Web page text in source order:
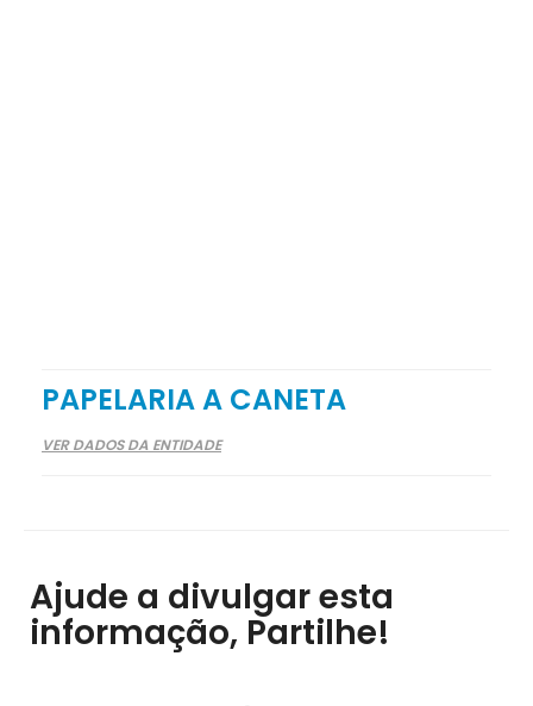
PAPELARIA A CANETA
VER DADOS DA ENTIDADE
Ajude a divulgar esta
informação, Partilhe!